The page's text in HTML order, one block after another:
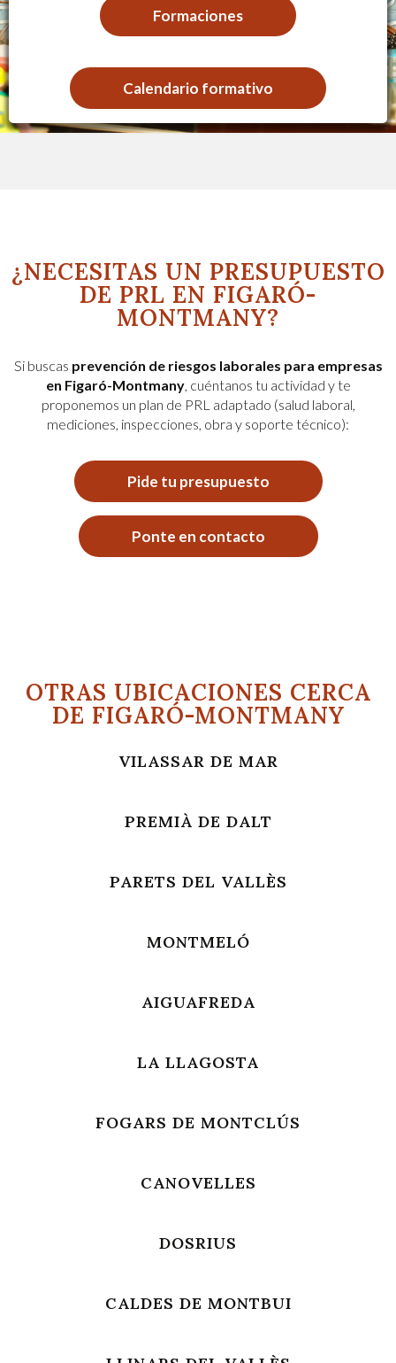
Formaciones
Calendario formativo
¿NECESITAS UN PRESUPUESTO
DE PRL EN FIGARÓ-
MONTMANY?
Si buscas prevención de riesgos laborales para empresas
en Figaró-Montmany, cuéntanos tu actividad y te
proponemos un plan de PRL adaptado (salud laboral,
mediciones, inspecciones, obra y soporte técnico):
Pide tu presupuesto
Ponte en contacto
OTRAS UBICACIONES CERCA
DE FIGARÓ-MONTMANY
VILASSAR DE MAR
PREMIÀ DE DALT
PARETS DEL VALLÈS
MONTMELÓ
AIGUAFREDA
LA LLAGOSTA
FOGARS DE MONTCLÚS
CANOVELLES
DOSRIUS
CALDES DE MONTBUI